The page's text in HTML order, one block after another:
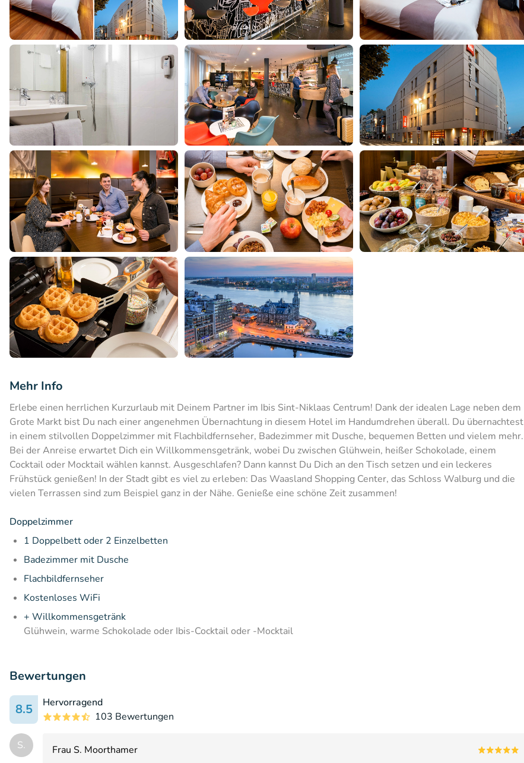
Mehr Info
Erlebe einen herrlichen Kurzurlaub mit Deinem Partner im Ibis Sint-Niklaas Centrum! Dank der idealen Lage neben dem
Grote Markt bist Du nach einer angenehmen Übernachtung in diesem Hotel im Handumdrehen überall. Du übernachtest
in einem stilvollen Doppelzimmer mit Flachbildfernseher, Badezimmer mit Dusche, bequemen Betten und vielem mehr.
Bei der Anreise erwartet Dich ein Willkommensgetränk, wobei Du zwischen Glühwein, heißer Schokolade, einem
Cocktail oder Mocktail wählen kannst. Ausgeschlafen? Dann kannst Du Dich an den Tisch setzen und ein leckeres
Frühstück genießen! In der Stadt gibt es viel zu erleben: Das Waasland Shopping Center, das Schloss Walburg und die
vielen Terrassen sind zum Beispiel ganz in der Nähe. Genieße eine schöne Zeit zusammen!
Doppelzimmer
1 Doppelbett oder 2 Einzelbetten
Badezimmer mit Dusche
Flachbildfernseher
Kostenloses WiFi
+ Willkommensgetränk
Glühwein, warme Schokolade oder Ibis-Cocktail oder -Mocktail
Bewertungen
8.5
Hervorragend
103 Bewertungen
S. Frau S. Moorthamer